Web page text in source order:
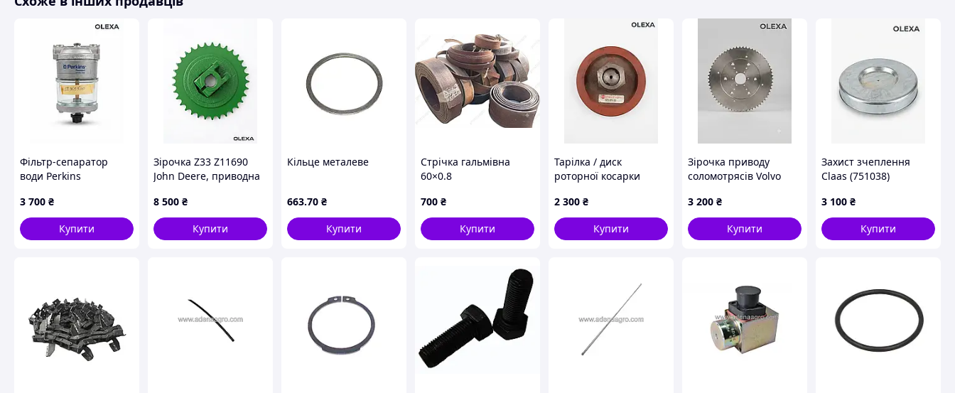
Фільтр-сепаратор
води Perkins
3 700 ₴
Купити
Зірочка Z33 Z11690
John Deere, приводна
комбайна
8 500 ₴
Купити
Кільце металеве
663.70 ₴
Купити
Стрічка гальмівна
60×0.8
ручника комбай
Нива(ссср)
700 ₴
Купити
Тарілка / диск
роторної косарки
2 300 ₴
Купити
Зірочка приводу
соломотрясів Volvo
номер 001A050)
3 200 ₴
Купити
Захист зчеплення
Claas (751038)
3 100 ₴
Купити